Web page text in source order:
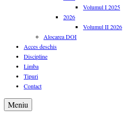
Volumul I 2025
2026
Volumul II 2026
Alocarea DOI
Acces deschis
Discipline
Limba
Tipuri
Contact
Meniu